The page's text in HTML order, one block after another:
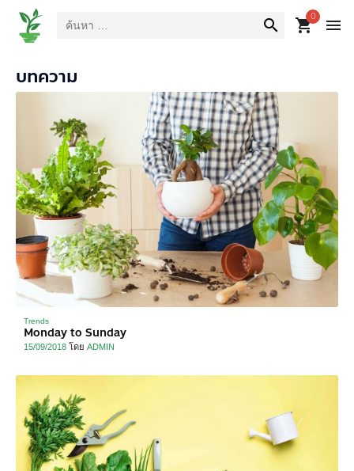
search shopping_cart0 menu
บทความ
Trends
Monday to Sunday
15/09/2018 โดย ADMIN